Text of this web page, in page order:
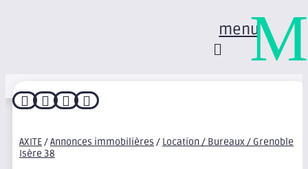
menu
   
AXITE/Annonces immobilières / Location / Bureaux / Grenoble
Isère 38
M